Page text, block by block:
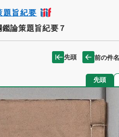
題旨紀要
論策題旨紀要７
先頭 前の件名
先頭